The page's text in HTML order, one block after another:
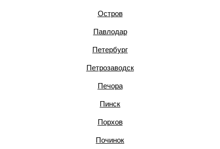
Остров
Павлодар
Петербург
Петрозаводск
Печора
Пинск
Порхов
Починок